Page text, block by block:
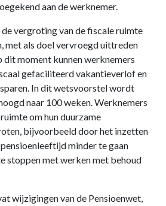
aan de werknemer.
vergroting van de fiscale ruimte
met als doel vervroegd uittreden
dit moment kunnen werknemers
gefaciliteerd vakantieverlof en
In dit wetsvoorstel wordt
naar 100 weken. Werknemers
om hun duurzame
bijvoorbeeld door het inzetten
minder te gaan
stoppen met werken met behoud
wijzigingen van de Pensioenwet,